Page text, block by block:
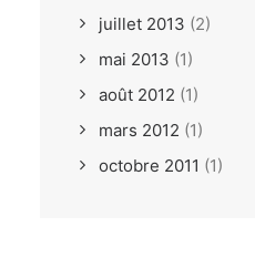
juillet 2013 (2)
mai 2013 (1)
août 2012 (1)
mars 2012 (1)
octobre 2011 (1)